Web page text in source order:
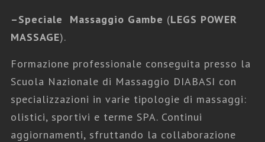
–Speciale Massaggio Gambe (LEGS POWER
MASSAGE).
Formazione professionale conseguita presso la
Scuola Nazionale di Massaggio DIABASI con
specializzazioni in varie tipologie di massaggi:
olistici, sportivi e terme SPA. Continui
aggiornamenti, sfruttando la collaborazione